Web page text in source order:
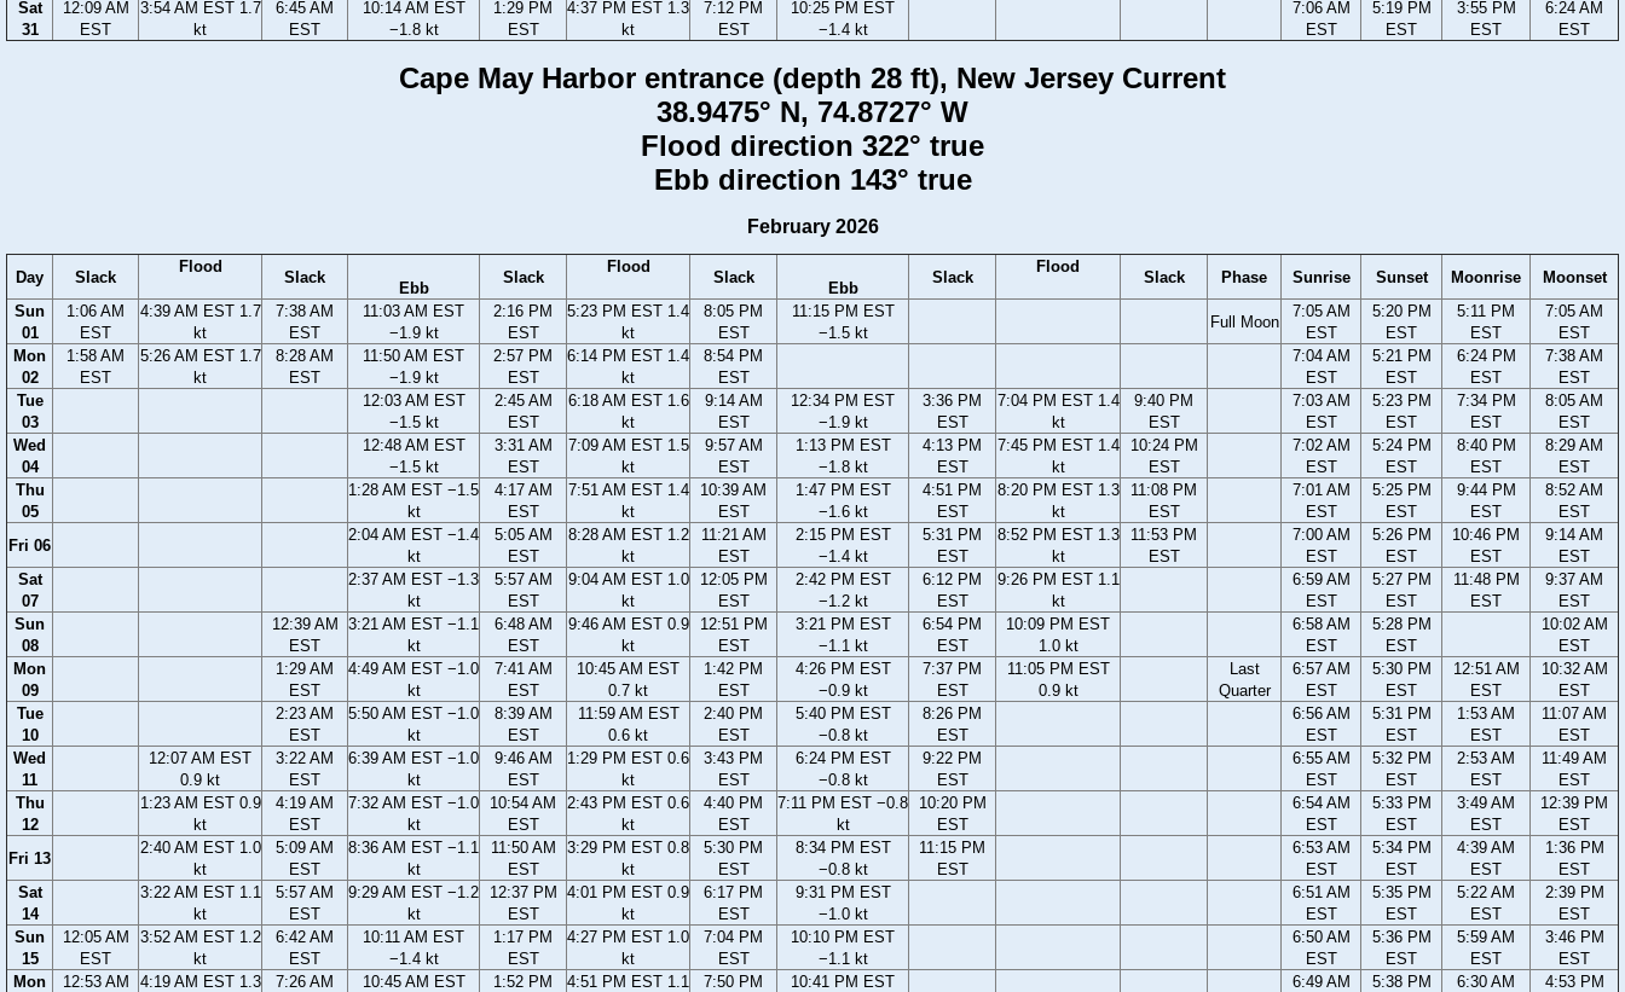
Sat
31
12:09 AM
EST
3:54 AM EST 1.7
kt
6:45 AM
EST
10:14 AM EST
−1.8 kt
1:29 PM
EST
4:37 PM EST 1.3
kt
7:12 PM
EST
10:25 PM EST
−1.4 kt
7:06 AM
EST
5:19 PM
EST
3:55 PM
EST
6:24 AM
EST
Cape May Harbor entrance (depth 28 ft), New Jersey Current
38.9475° N, 74.8727° W
Flood direction 322° true
Ebb direction 143° true
February 2026
Day Slack
Flood
Slack
Ebb
Slack
Flood
Slack
Ebb
Slack
Flood
Slack Phase Sunrise Sunset Moonrise
Moonset
Sun
01
1:06 AM
EST
4:39 AM EST 1.7
kt
7:38 AM
EST
11:03 AM EST
−1.9 kt
2:16 PM
EST
5:23 PM EST 1.4
kt
8:05 PM
EST
11:15 PM EST
−1.5 kt
Full Moon
7:05 AM
EST
5:20 PM
EST
5:11 PM
EST
7:05 AM
EST
Mon
02
1:58 AM
EST
5:26 AM EST 1.7
kt
8:28 AM
EST
11:50 AM EST
−1.9 kt
2:57 PM
EST
6:14 PM EST 1.4
kt
8:54 PM
EST
7:04 AM
EST
5:21 PM
EST
6:24 PM
EST
7:38 AM
EST
Tue
03
12:03 AM EST
−1.5 kt
2:45 AM
EST
6:18 AM EST 1.6
kt
9:14 AM
EST
12:34 PM EST
−1.9 kt
3:36 PM
EST
7:04 PM EST 1.4
kt
9:40 PM
EST
7:03 AM
EST
5:23 PM
EST
7:34 PM
EST
8:05 AM
EST
Wed
04
12:48 AM EST
−1.5 kt
3:31 AM
EST
7:09 AM EST 1.5
kt
9:57 AM
EST
1:13 PM EST
−1.8 kt
4:13 PM
EST
7:45 PM EST 1.4
kt
10:24 PM
EST
7:02 AM
EST
5:24 PM
EST
8:40 PM
EST
8:29 AM
EST
Thu
05
1:28 AM EST −1.5
kt
4:17 AM
EST
7:51 AM EST 1.4
kt
10:39 AM
EST
1:47 PM EST
−1.6 kt
4:51 PM
EST
8:20 PM EST 1.3
kt
11:08 PM
EST
7:01 AM
EST
5:25 PM
EST
9:44 PM
EST
8:52 AM
EST
Fri 06
2:04 AM EST −1.4
kt
5:05 AM
EST
8:28 AM EST 1.2
kt
11:21 AM
EST
2:15 PM EST
−1.4 kt
5:31 PM
EST
8:52 PM EST 1.3
kt
11:53 PM
EST
7:00 AM
EST
5:26 PM
EST
10:46 PM
EST
9:14 AM
EST
Sat
07
2:37 AM EST −1.3
kt
5:57 AM
EST
9:04 AM EST 1.0
kt
12:05 PM
EST
2:42 PM EST
−1.2 kt
6:12 PM
EST
9:26 PM EST 1.1
kt
6:59 AM
EST
5:27 PM
EST
11:48 PM
EST
9:37 AM
EST
Sun
08
12:39 AM
EST
3:21 AM EST −1.1
kt
6:48 AM
EST
9:46 AM EST 0.9
kt
12:51 PM
EST
3:21 PM EST
−1.1 kt
6:54 PM
EST
10:09 PM EST
1.0 kt
6:58 AM
EST
5:28 PM
EST
10:02 AM
EST
Mon
09
1:29 AM
EST
4:49 AM EST −1.0
kt
7:41 AM
EST
10:45 AM EST
0.7 kt
1:42 PM
EST
4:26 PM EST
−0.9 kt
7:37 PM
EST
11:05 PM EST
0.9 kt
Last
Quarter
6:57 AM
EST
5:30 PM
EST
12:51 AM
EST
10:32 AM
EST
Tue
10
2:23 AM
EST
5:50 AM EST −1.0
kt
8:39 AM
EST
11:59 AM EST
0.6 kt
2:40 PM
EST
5:40 PM EST
−0.8 kt
8:26 PM
EST
6:56 AM
EST
5:31 PM
EST
1:53 AM
EST
11:07 AM
EST
Wed
11
12:07 AM EST
0.9 kt
3:22 AM
EST
6:39 AM EST −1.0
kt
9:46 AM
EST
1:29 PM EST 0.6
kt
3:43 PM
EST
6:24 PM EST
−0.8 kt
9:22 PM
EST
6:55 AM
EST
5:32 PM
EST
2:53 AM
EST
11:49 AM
EST
Thu
12
1:23 AM EST 0.9
kt
4:19 AM
EST
7:32 AM EST −1.0
kt
10:54 AM
EST
2:43 PM EST 0.6
kt
4:40 PM
EST
7:11 PM EST −0.8
kt
10:20 PM
EST
6:54 AM
EST
5:33 PM
EST
3:49 AM
EST
12:39 PM
EST
Fri 13
2:40 AM EST 1.0
kt
5:09 AM
EST
8:36 AM EST −1.1
kt
11:50 AM
EST
3:29 PM EST 0.8
kt
5:30 PM
EST
8:34 PM EST
−0.8 kt
11:15 PM
EST
6:53 AM
EST
5:34 PM
EST
4:39 AM
EST
1:36 PM
EST
Sat
14
3:22 AM EST 1.1
kt
5:57 AM
EST
9:29 AM EST −1.2
kt
12:37 PM
EST
4:01 PM EST 0.9
kt
6:17 PM
EST
9:31 PM EST
−1.0 kt
6:51 AM
EST
5:35 PM
EST
5:22 AM
EST
2:39 PM
EST
Sun
15
12:05 AM
EST
3:52 AM EST 1.2
kt
6:42 AM
EST
10:11 AM EST
−1.4 kt
1:17 PM
EST
4:27 PM EST 1.0
kt
7:04 PM
EST
10:10 PM EST
−1.1 kt
6:50 AM
EST
5:36 PM
EST
5:59 AM
EST
3:46 PM
EST
Mon
12:53 AM
4:19 AM EST 1.3
7:26 AM
10:45 AM EST
1:52 PM
4:51 PM EST 1.1
7:50 PM
10:41 PM EST
6:49 AM
5:38 PM
6:30 AM
4:53 PM